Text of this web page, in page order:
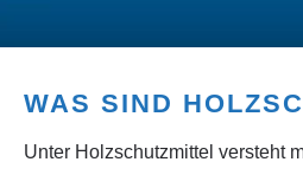
WAS SIND
Unter Holzschutzmittel versteht